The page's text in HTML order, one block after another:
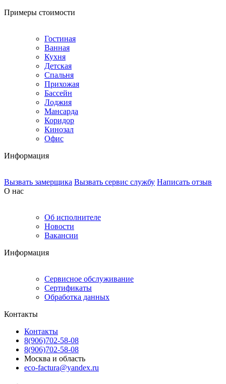
Примеры стоимости
Гостиная
Ванная
Кухня
Детская
Спальня
Прихожая
Бассейн
Лоджия
Мансарда
Коридор
Кинозал
Офис
Информация
Вызвать замерщика Вызвать сервис службу Написать отзыв
О нас
Об исполнителе
Новости
Вакансии
Информация
Сервисное обслуживание
Сертификаты
Обработка данных
Контакты
Контакты
8(906)702-58-08
8(906)702-58-08
Москва и область
eco-factura@yandex.ru